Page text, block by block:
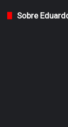
Sobre